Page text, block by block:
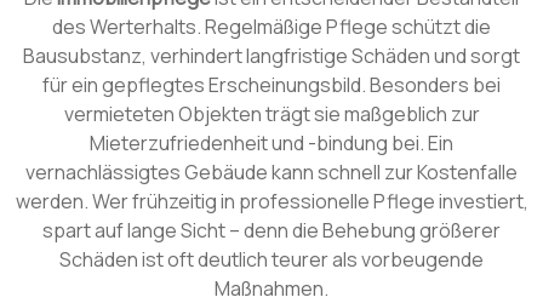
des Werterhalts. Regelmäßige Pflege schützt die
Bausubstanz, verhindert langfristige Schäden und sorgt
für ein gepflegtes Erscheinungsbild. Besonders bei
vermieteten Objekten trägt sie maßgeblich zur
Mieterzufriedenheit und -bindung bei. Ein
vernachlässigtes Gebäude kann schnell zur Kostenfalle
werden. Wer frühzeitig in professionelle Pflege investiert,
spart auf lange Sicht – denn die Behebung größerer
Schäden ist oft deutlich teurer als vorbeugende
Maßnahmen.